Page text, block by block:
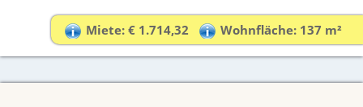
Miete: € 1.714,32 Wohnfläche: 137 m²